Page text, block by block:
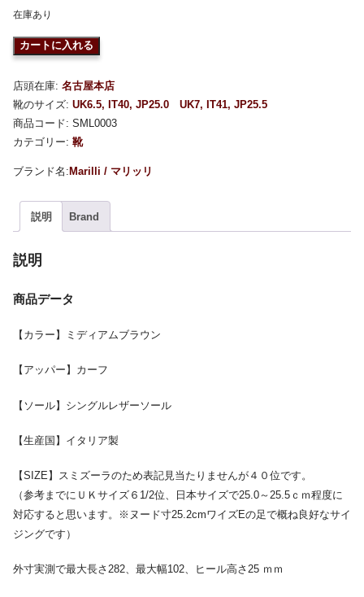
在庫あり
カートに入れる
店頭在庫: 名古屋本店
靴のサイズ: UK6.5, IT40, JP25.0
UK7, IT41, JP25.5
商品コード: SML0003
カテゴリー: 靴
Marilli / マリッリ
説明 Brand
説明
商品データ
【カラー】ミディアムブラウン
【アッパー】カーフ
【ソール】シングルレザーソール
【生産国】イタリア製
【SIZE】スミズーラのため表記見当たりませんが４０位です。
（参考までにＵＫサイズ６1/2位、日本サイズで25.0～25.5ｃｍ程度に
対応すると思います。※ヌード寸25.2cmワイズEの足で概ね良好なサイ
ジングです）
外寸実測で最大長さ282、最大幅102、ヒール高さ25 ｍｍ